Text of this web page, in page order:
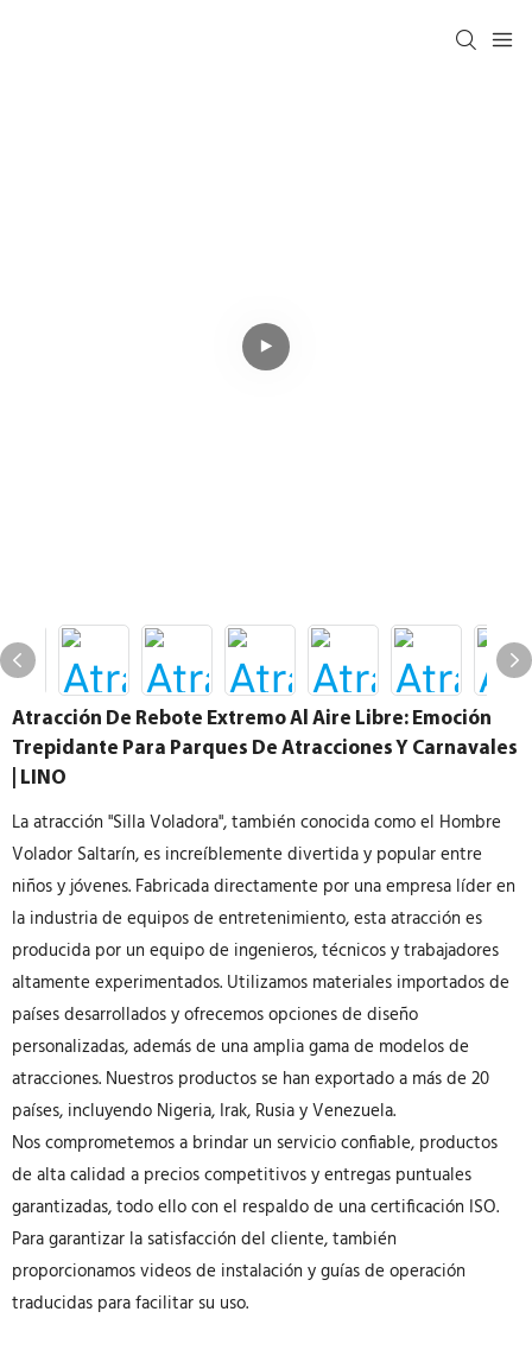
Atracción De Rebote Extremo Al Aire Libre: Emoción
Trepidante Para Parques De Atracciones Y Carnavales
| LINO
La atracción "Silla Voladora", también conocida como el Hombre
Volador Saltarín, es increíblemente divertida y popular entre
niños y jóvenes. Fabricada directamente por una empresa líder en
la industria de equipos de entretenimiento, esta atracción es
producida por un equipo de ingenieros, técnicos y trabajadores
altamente experimentados. Utilizamos materiales importados de
países desarrollados y ofrecemos opciones de diseño
personalizadas, además de una amplia gama de modelos de
atracciones. Nuestros productos se han exportado a más de 20
países, incluyendo Nigeria, Irak, Rusia y Venezuela.
Nos comprometemos a brindar un servicio confiable, productos
de alta calidad a precios competitivos y entregas puntuales
garantizadas, todo ello con el respaldo de una certificación ISO.
Para garantizar la satisfacción del cliente, también
proporcionamos videos de instalación y guías de operación
traducidas para facilitar su uso.